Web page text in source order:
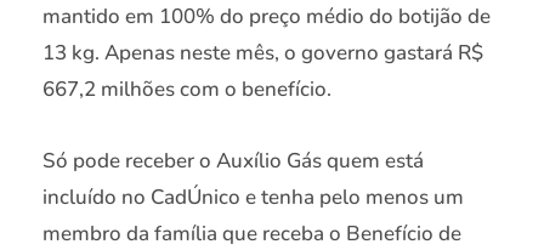
mantido em 100% do preço médio do botijão de
13 kg. Apenas neste mês, o governo gastará R$
667,2 milhões com o benefício.
Só pode receber o Auxílio Gás quem está
incluído no CadÚnico e tenha pelo menos um
membro da família que receba o Benefício de